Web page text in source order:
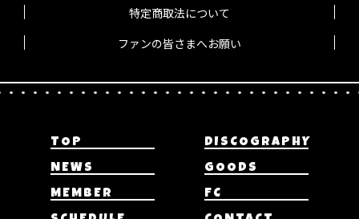
特定商取法について
ファンの皆さまへお願い
TOP
DISCOGRAPHY
NEWS
GOODS
MEMBER
FC